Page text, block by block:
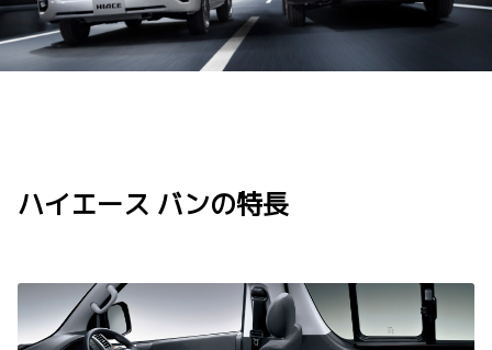
ハイエース バンの特長